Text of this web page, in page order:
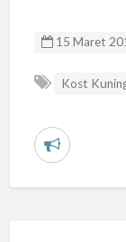
15 Maret
Kost
L